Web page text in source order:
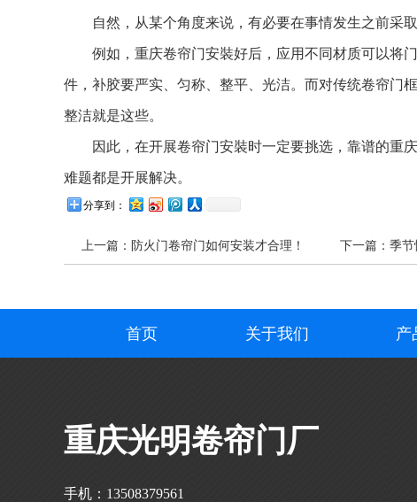
自然，从某个角度来说，有必要在事情发生之前采取
例如，重庆卷帘门安裝好后，应用不同材质可以将门
件，补胶要严实、匀称、整平、光洁。而对传统卷帘门
整洁就是这些。
因此，在开展卷帘门安裝时一定要挑选，靠谱的重庆
难题都是开展解决。
分享到：
上一篇： 防火门卷帘门如何安装才合理！ 下一篇： 季节
首页 关于我们 产
重庆光明卷帘门厂
手机：13508379561